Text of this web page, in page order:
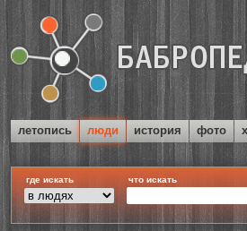
летопись люди история фото
где искать что искать